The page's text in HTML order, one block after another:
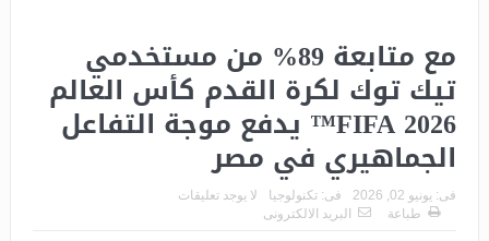
مع متابعة 89% من مستخدمي
تيك توك لكرة القدم كأس العالم
FIFA 2026™ يدفع موجة التفاعل
الجماهيري في مصر
فى: يونيو 02, 2026 فى: تكنولوجيا
لا يوجد تعليقات
طباعة
البريد الالكترونى